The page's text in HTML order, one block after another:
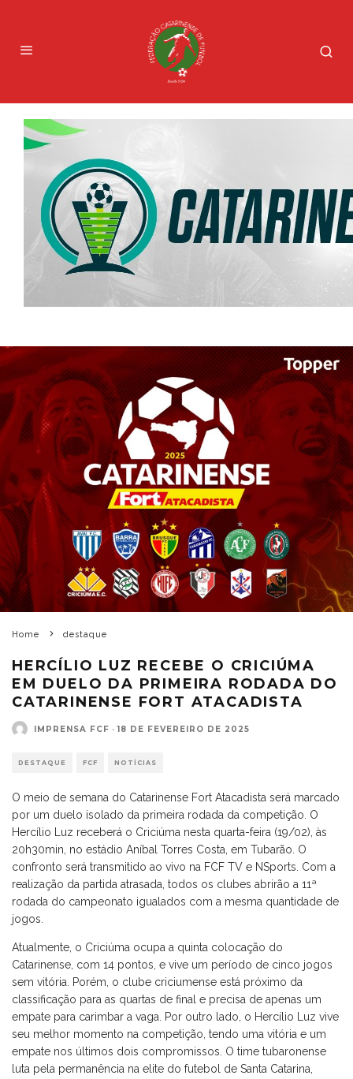
Home destaque
HERCÍLIO LUZ RECEBE O CRICIÚMA
EM DUELO DA PRIMEIRA RODADA DO
CATARINENSE FORT ATACADISTA
IMPRENSA FCF · 18 DE FEVEREIRO DE 2025
DESTAQUE FCF NOTÍCIAS
O meio de semana do Catarinense Fort Atacadista será marcado
por um duelo isolado da primeira rodada da competição. O
Hercílio Luz receberá o Criciúma nesta quarta-feira (19/02), às
20h30min, no estádio Aníbal Torres Costa, em Tubarão. O
confronto será transmitido ao vivo na FCF TV e NSports. Com a
realização da partida atrasada, todos os clubes abrirão a 11ª
rodada do campeonato igualados com a mesma quantidade de
jogos.
Atualmente, o Criciúma ocupa a quinta colocação do
Catarinense, com 14 pontos, e vive um período de cinco jogos
sem vitória. Porém, o clube criciumense está próximo da
classificação para as quartas de final e precisa de apenas um
empate para carimbar a vaga. Por outro lado, o Hercílio Luz vive
seu melhor momento na competição, tendo uma vitória e um
empate nos últimos dois compromissos. O time tubaronense
luta pela permanência na elite do futebol de Santa Catarina,